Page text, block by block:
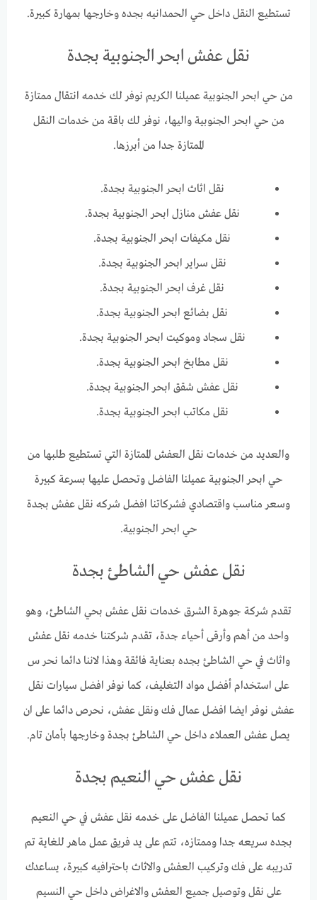
تستطيع النقل داخل حي الحمدانيه بجده وخارجها بمهارة كبيرة.
نقل عفش ابحر الجنوبية بجدة
من حي ابحر الجنوبية عميلنا الكريم نوفر لك خدمه انتقال ممتازة
من حي ابحر الجنوبية واليها، نوفر لك باقة من خدمات النقل
الممتازة جدا من أبرزها.
نقل اثاث ابحر الجنوبية بجدة.
نقل عفش منازل ابحر الجنوبية بجدة.
نقل مكيفات ابحر الجنوبية بجدة.
نقل سراير ابحر الجنوبية بجدة.
نقل غرف ابحر الجنوبية بجدة.
نقل بضائع ابحر الجنوبية بجدة.
نقل سجاد وموكيت ابحر الجنوبية بجدة.
نقل مطابخ ابحر الجنوبية بجدة.
نقل عفش شقق ابحر الجنوبية بجدة.
نقل مكاتب ابحر الجنوبية بجدة.
والعديد من خدمات نقل العفش الممتازة التي تستطيع طلبها من
حي ابحر الجنوبية عميلنا الفاضل وتحصل عليها بسرعة كبيرة
وسعر مناسب واقتصادي فشركاتنا افضل شركه نقل عفش بجدة
حي ابحر الجنوبية.
نقل عفش حي الشاطئ بجدة
تقدم شركة جوهرة الشرق خدمات نقل عفش بحي الشاطئ، وهو
واحد من أهم وأرقى أحياء جدة، تقدم شركتنا خدمه نقل عفش
واثاث في حي الشاطئ بجده بعناية فائقة وهذا لاننا دائما نحر س
على استخدام أفضل مواد التغليف، كما نوفر افضل سيارات نقل
عفش نوفر ايضا افضل عمال فك ونقل عفش، نحرص دائما على ان
يصل عفش العملاء داخل حي الشاطئ بجدة وخارجها بأمان تام.
نقل عفش حي النعيم بجدة
كما تحصل عميلنا الفاضل على خدمه نقل عفش في حي النعيم
بجده سريعه جدا وممتازه، تتم على يد فريق عمل ماهر للغاية تم
تدريبه على فك وتركيب العفش والاثاث باحترافيه كبيرة، يساعدك
على نقل وتوصيل جميع العفش والاغراض داخل حي النسيم